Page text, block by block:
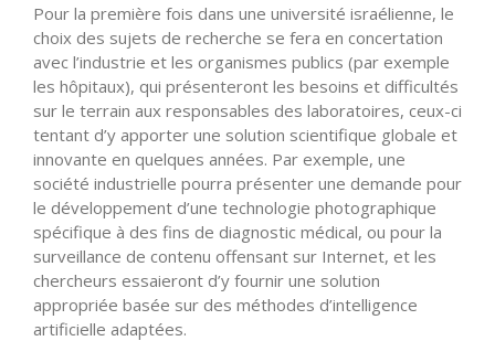
Pour la première fois dans une université israélienne, le
choix des sujets de recherche se fera en concertation
avec l’industrie et les organismes publics (par exemple
les hôpitaux), qui présenteront les besoins et difficultés
sur le terrain aux responsables des laboratoires, ceux-ci
tentant d’y apporter une solution scientifique globale et
innovante en quelques années. Par exemple, une
société industrielle pourra présenter une demande pour
le développement d’une technologie photographique
spécifique à des fins de diagnostic médical, ou pour la
surveillance de contenu offensant sur Internet, et les
chercheurs essaieront d’y fournir une solution
appropriée basée sur des méthodes d’intelligence
artificielle adaptées.